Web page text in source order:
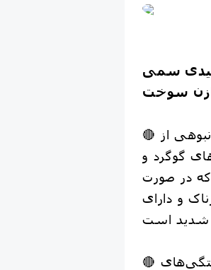
سمی
سوخت
🔴 انفجار انبارهای نفت باعث ورود حجم انبوهی از
گوگرد و
که در صورت
و دارای
🔴 این پدیده می‌تواند باعث سوختگی‌های